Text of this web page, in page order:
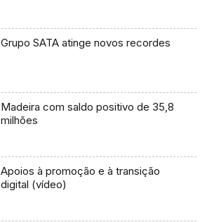
Grupo SATA atinge novos recordes
Madeira com saldo positivo de 35,8
milhões
Apoios à promoção e à transição
digital (vídeo)